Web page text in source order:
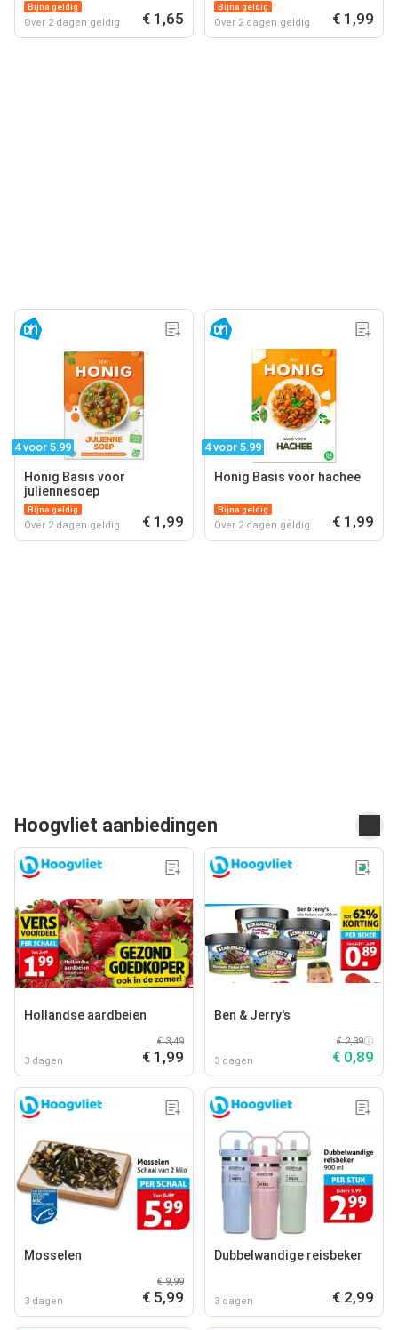
Bijna geldig
Over 2 dagen geldig € 1,65
Bijna geldig
Over 2 dagen geldig € 1,99
4 voor 5.99
Honig Basis voor
juliennesoep
Bijna geldig
Over 2 dagen geldig € 1,99
4 voor 5.99
Honig Basis voor hachee
Bijna geldig
Over 2 dagen geldig € 1,99
Hoogvliet aanbiedingen
Hollandse aardbeien
3 dagen
€ 3,49
€ 1,99
Ben & Jerry's
3 dagen
€ 2,39
€ 0,89
Mosselen
3 dagen
€ 9,99
€ 5,99
Dubbelwandige reisbeker
3 dagen € 2,99